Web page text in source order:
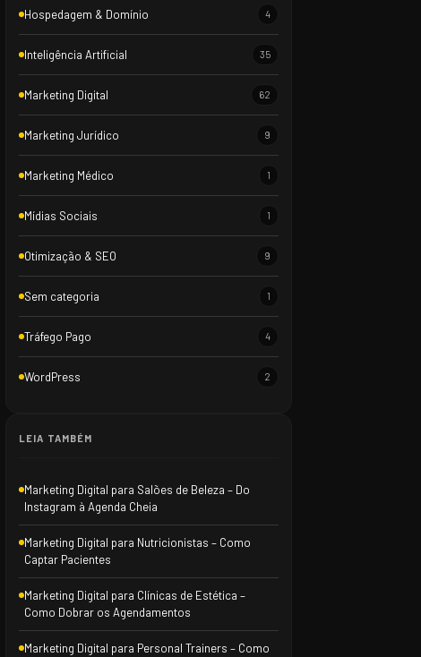
Hospedagem & Domínio 4
Inteligência Artificial 35
Marketing Digital 62
Marketing Jurídico 9
Marketing Médico 1
Mídias Sociais 1
Otimização & SEO 9
Sem categoria 1
Tráfego Pago 4
WordPress 2
LEIA TAMBÉM
Marketing Digital para Salões de Beleza – Do
Instagram à Agenda Cheia
Marketing Digital para Nutricionistas – Como
Captar Pacientes
Marketing Digital para Clínicas de Estética –
Como Dobrar os Agendamentos
Marketing Digital para Personal Trainers – Como